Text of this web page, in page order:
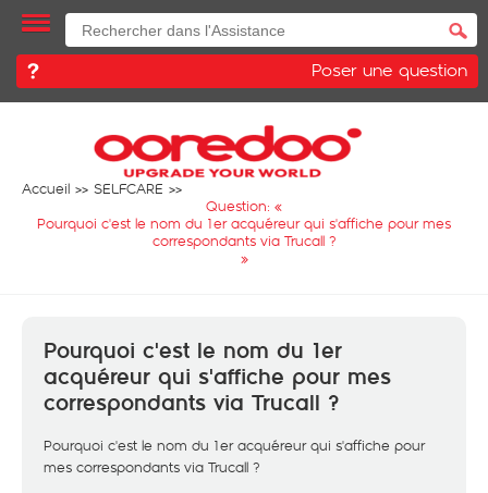
Poser une question
Accueil
SELFCARE
Question: «
Pourquoi c'est le nom du 1er acquéreur qui s'affiche pour mes
correspondants via Trucall ?
»
Pourquoi c'est le nom du 1er
acquéreur qui s'affiche pour mes
correspondants via Trucall ?
Pourquoi c'est le nom du 1er acquéreur qui s'affiche pour
mes correspondants via Trucall ?